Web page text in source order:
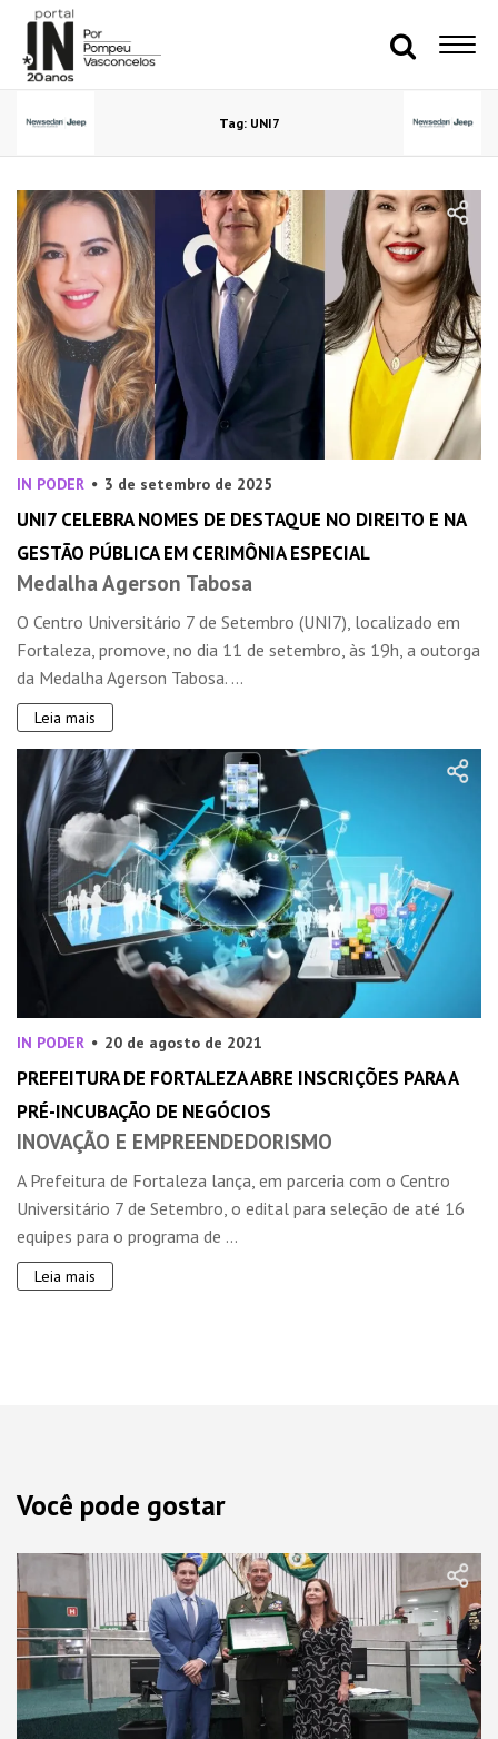
Tag: UNI7
IN PODER 3 de setembro de 2025
UNI7 CELEBRA NOMES DE DESTAQUE NO DIREITO E NA
GESTÃO PÚBLICA EM CERIMÔNIA ESPECIAL
Medalha Agerson Tabosa
O Centro Universitário 7 de Setembro (UNI7), localizado em
Fortaleza, promove, no dia 11 de setembro, às 19h, a outorga
da Medalha Agerson Tabosa. ...
Leia mais
IN PODER 20 de agosto de 2021
PREFEITURA DE FORTALEZA ABRE INSCRIÇÕES PARA A
PRÉ-INCUBAÇÃO DE NEGÓCIOS
INOVAÇÃO E EMPREENDEDORISMO
A Prefeitura de Fortaleza lança, em parceria com o Centro
Universitário 7 de Setembro, o edital para seleção de até 16
equipes para o programa de ...
Leia mais
Você pode gostar